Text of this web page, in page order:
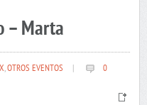
– Marta
,OTROS EVENTOS 0